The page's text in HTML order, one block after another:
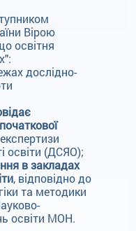
Вірою
освітня
дослідно-
освіти (ДСЯО);
в закладах
, відповідно до
та методики
освіти МОН.